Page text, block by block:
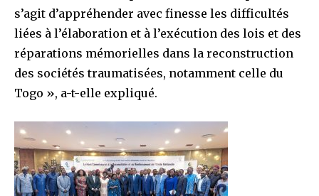
s’agit d’appréhender avec finesse les difficultés
liées à l’élaboration et à l’exécution des lois et des
réparations mémorielles dans la reconstruction
des sociétés traumatisées, notamment celle du
Togo », a-t-elle expliqué.